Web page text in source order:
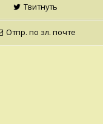
Твитнуть
Отпр. по эл. почте